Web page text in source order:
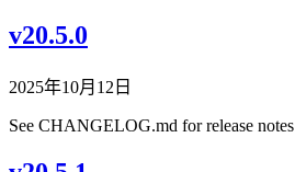
v20.5.0
2025年10月12日
See CHANGELOG.md for release notes